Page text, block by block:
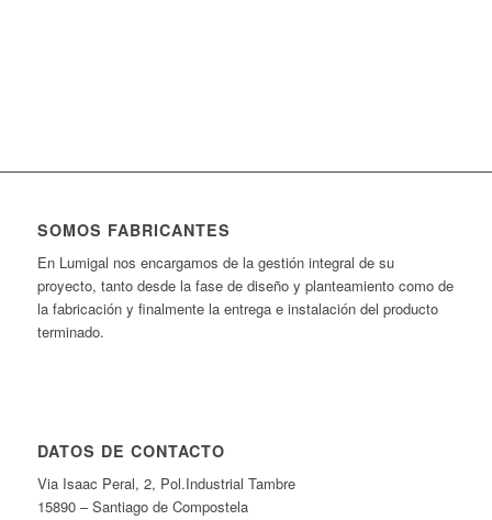
SOMOS FABRICANTES
En Lumigal nos encargamos de la gestión integral de su
proyecto, tanto desde la fase de diseño y planteamiento como de
la fabricación y finalmente la entrega e instalación del producto
terminado.
DATOS DE CONTACTO
Via Isaac Peral, 2, Pol.Industrial Tambre
15890 – Santiago de Compostela